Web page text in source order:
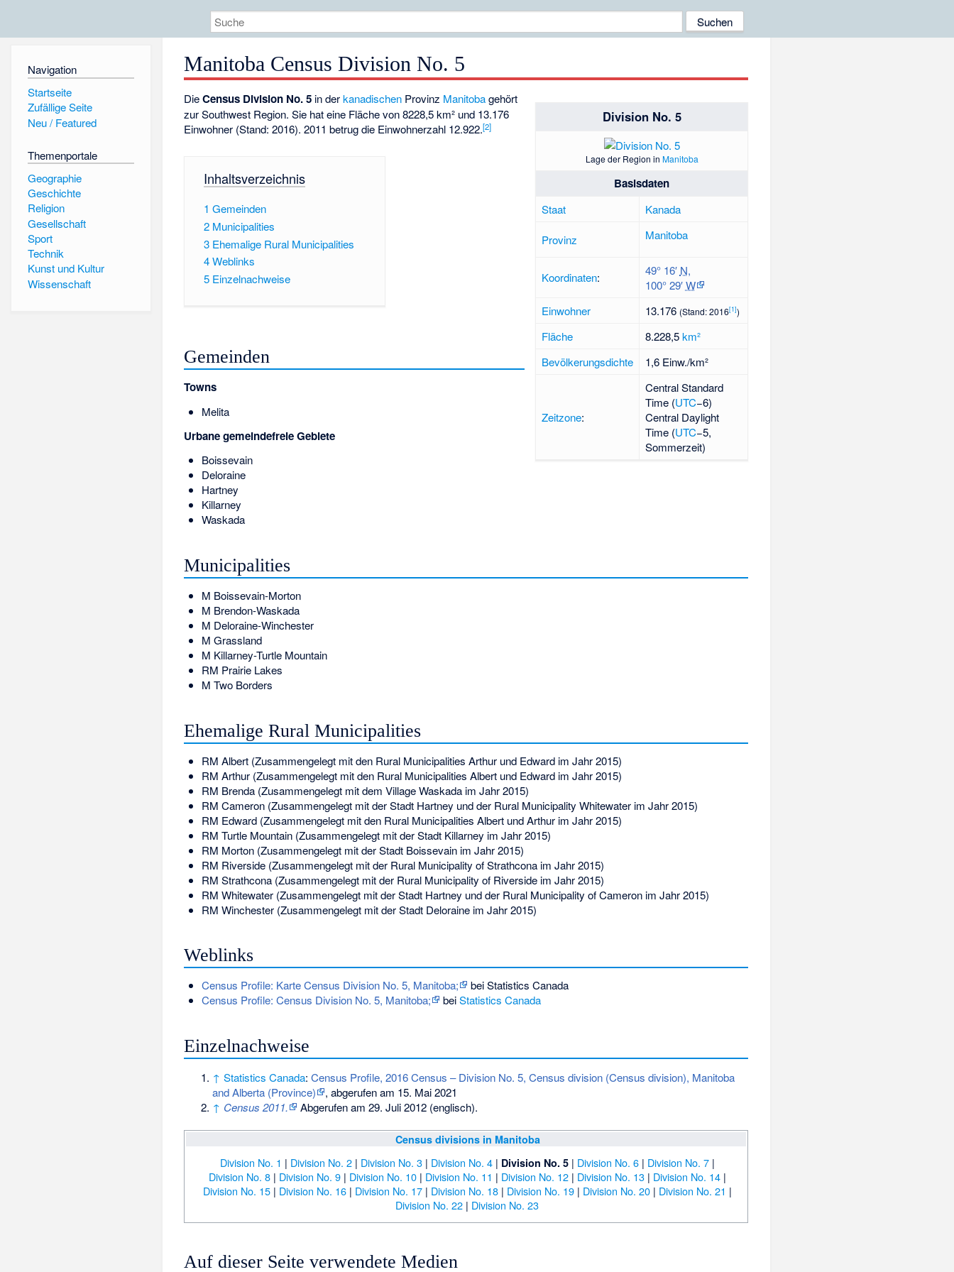
Navigation
Startseite
Zufällige Seite
Neu / Featured
Themenportale
Geographie
Geschichte
Religion
Gesellschaft
Sport
Technik
Kunst und Kultur
Wissenschaft
Manitoba Census Division No. 5
Division No. 5
Lage der Region in Manitoba
Basisdaten
Staat Kanada
Provinz Manitoba
Koordinaten: 49° 16′ N,
100° 29′W
Einwohner
13.176 (Stand: 2016[1])
Fläche 8.228,5km²
Bevölkerungsdichte
1,6 Einw./km²
Zeitzone:
Central Standard
Time (UTC−6)
Central Daylight
Time (UTC−5,
Sommerzeit)
DieCensus Division No. 5 in derkanadischen Provinz Manitobagehört
zur Southwest Region. Sie hat eine Fläche von 8228,5 km² und 13.176
Einwohner (Stand: 2016). 2011 betrug die Einwohnerzahl 12.922.[2]
Inhaltsverzeichnis
1 Gemeinden
2 Municipalities
3 Ehemalige Rural Municipalities
4Weblinks
5 Einzelnachweise
Gemeinden
Towns
Melita
Urbane gemeindefreie Gebiete
Boissevain
Deloraine
Hartney
Killarney
Waskada
Municipalities
M Boissevain-Morton
M Brendon-Waskada
M Deloraine-Winchester
M Grassland
M Killarney-Turtle Mountain
RM Prairie Lakes
M Two Borders
Ehemalige Rural Municipalities
RM Albert(Zusammengelegt mit den Rural Municipalities Arthur und Edward im Jahr 2015)
RM Arthur(Zusammengelegt mit den Rural Municipalities Albert und Edward im Jahr 2015)
RM Brenda(Zusammengelegt mit dem Village Waskada im Jahr 2015)
RM Cameron(Zusammengelegt mit der Stadt Hartney und der Rural Municipality Whitewater im Jahr 2015)
RM Edward(Zusammengelegt mit den Rural Municipalities Albert und Arthur im Jahr 2015)
RM Turtle Mountain(Zusammengelegt mit der Stadt Killarney im Jahr 2015)
RM Morton(Zusammengelegt mit der Stadt Boissevain im Jahr 2015)
RM Riverside(Zusammengelegt mit der Rural Municipality of Strathcona im Jahr 2015)
RM Strathcona(Zusammengelegt mit der Rural Municipality of Riverside im Jahr 2015)
RM Whitewater(Zusammengelegt mit der Stadt Hartney und der Rural Municipality of Cameron im Jahr 2015)
RM Winchester(Zusammengelegt mit der Stadt Deloraine im Jahr 2015)
Weblinks
Census Profile: Karte Census Division No. 5, Manitoba;
bei Statistics Canada
Census Profile: Census Division No. 5, Manitoba;
beiStatistics Canada
Einzelnachweise
↑ Statistics Canada:Census Profile, 2016 Census – Division No. 5, Census division (Census division), Manitoba
and Alberta (Province)
, abgerufen am 15. Mai 2021
↑ Census 2011. Abgerufen am 29. Juli 2012 (englisch).
Census divisions in Manitoba
Division No. 1 | Division No. 2| Division No. 3| Division No. 4| Division No. 5| Division No. 6| Division No. 7|
Division No. 8| Division No. 9| Division No. 10| Division No. 11 | Division No. 12| Division No. 13| Division No. 14|
Division No. 15| Division No. 16| Division No. 17| Division No. 18| Division No. 19| Division No. 20| Division No. 21 |
Division No. 22 | Division No. 23
Auf dieser Seite verwendete Medien